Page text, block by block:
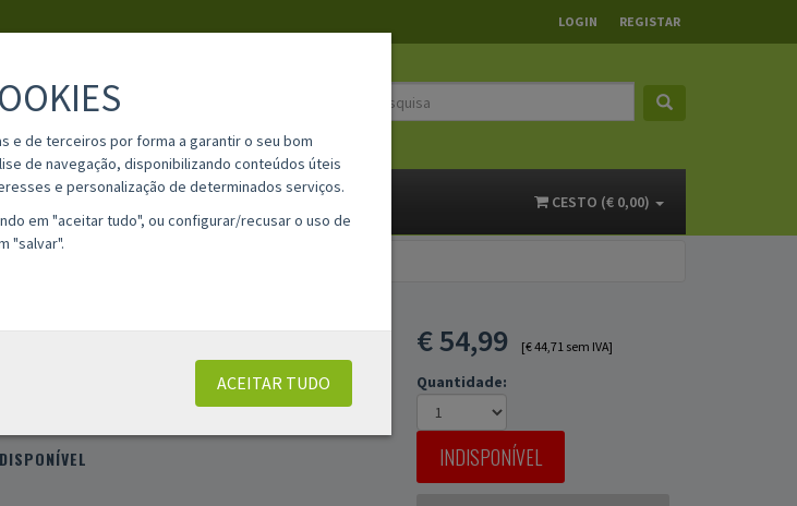
LOGIN REGISTAR
INFORMAÇÕES CONTACTOS CESTO (€ 0,00)
|0 COMENTÁRIOS €54,99 [€ 44,71 sem IVA]
Quantidade:
INDISPONÍVEL
e de terceiros por forma a garantir o seu bom
de navegação, disponibilizando conteúdos úteis
e personalização de determinados serviços.
em "aceitar tudo", ou configurar/recusar o uso de
"salvar".
ACEITAR TUDO